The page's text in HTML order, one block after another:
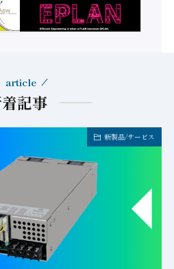
記事
article
新製品/サービス